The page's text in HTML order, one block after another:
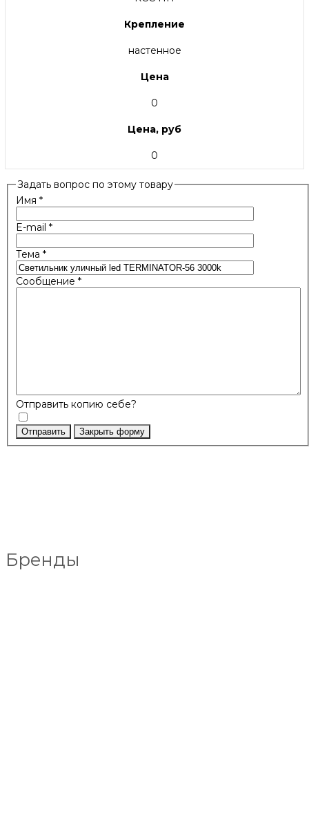
Крепление
настенное
Цена
0
Цена, руб
0
Задать вопрос по этому товару
Имя *
E-mail *
Тема *
Сообщение *
Отправить копию себе?
Отправить Закрыть форму
Бренды